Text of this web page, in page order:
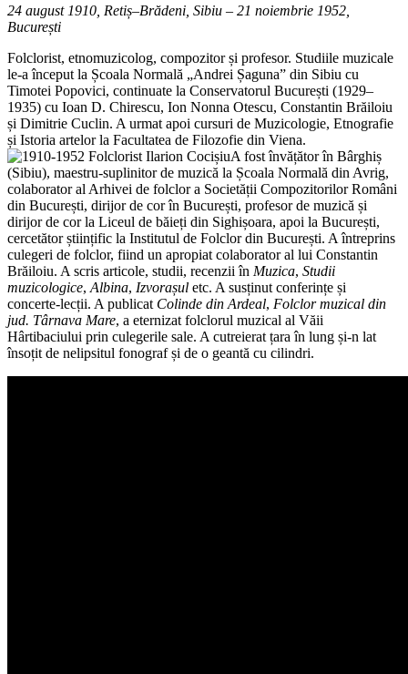
24 august 1910, Retiș–Brădeni, Sibiu – 21 noiembrie 1952,
București
Folclorist, etnomuzicolog, compozitor și profesor. Studiile muzicale
le-a început la Școala Normală „Andrei Șaguna” din Sibiu cu
Timotei Popovici, continuate la Conservatorul București (1929–
1935) cu Ioan D. Chirescu, Ion Nonna Otescu, Constantin Brăiloiu
și Dimitrie Cuclin. A urmat apoi cursuri de Muzicologie, Etnografie
și Istoria artelor la Facultatea de Filozofie din Viena.
A fost învățător în Bârghiș
(Sibiu), maestru-suplinitor de muzică la Școala Normală din Avrig,
colaborator al Arhivei de folclor a Societății Compozitorilor Români
din București, dirijor de cor în București, profesor de muzică și
dirijor de cor la Liceul de băieți din Sighișoara, apoi la București,
cercetător științific la Institutul de Folclor din București. A întreprins
culegeri de folclor, fiind un apropiat colaborator al lui Constantin
Brăiloiu. A scris articole, studii, recenzii în Muzica, Studii
muzicologice, Albina, Izvorașul etc. A susținut conferințe și
concerte-lecții. A publicat Colinde din Ardeal, Folclor muzical din
jud. Târnava Mare, a eternizat folclorul muzical al Văii
Hârtibaciului prin culegerile sale. A cutreierat țara în lung și-n lat
însoțit de nelipsitul fonograf și de o geantă cu cilindri.